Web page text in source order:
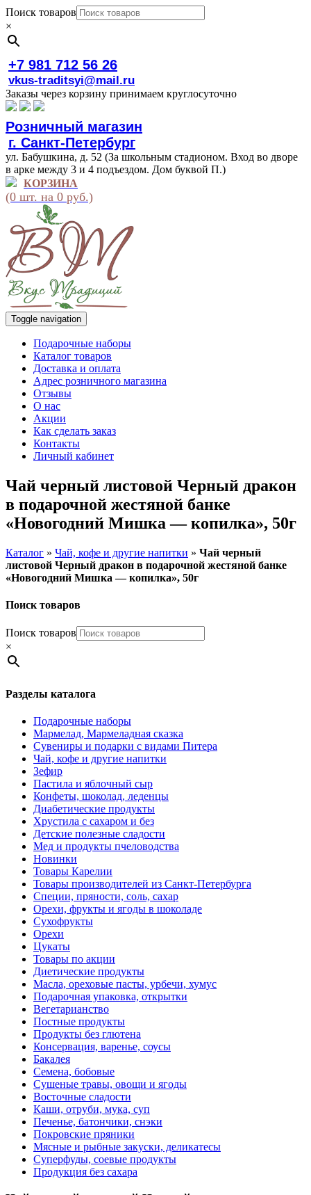
Поиск товаров
×
+7 981 712 56 26
vkus-traditsyi@mail.ru
Заказы через корзину принимаем круглосуточно
Розничный магазин
г. Санкт-Петербург
ул. Бабушкина, д. 52 (За школьным стадионом. Вход во дворе
в арке между 3 и 4 подъездом. Дом буквой П.)
КОРЗИНА
(0 шт. на 0 руб.)
Toggle navigation
Подарочные наборы
Каталог товаров
Доставка и оплата
Адрес розничного магазина
Отзывы
О нас
Акции
Как сделать заказ
Контакты
Личный кабинет
Чай черный листовой Черный дракон
в подарочной жестяной банке
«Новогодний Мишка — копилка», 50г
Каталог » Чай, кофе и другие напитки » Чай черный
листовой Черный дракон в подарочной жестяной банке
«Новогодний Мишка — копилка», 50г
Поиск товаров
Поиск товаров
×
Разделы каталога
Подарочные наборы
Мармелад, Мармеладная сказка
Сувениры и подарки с видами Питера
Чай, кофе и другие напитки
Зефир
Пастила и яблочный сыр
Конфеты, шоколад, леденцы
Диабетические продукты
Хрустила с сахаром и без
Детские полезные сладости
Мед и продукты пчеловодства
Новинки
Товары Карелии
Товары производителей из Санкт-Петербурга
Специи, пряности, соль, сахар
Орехи, фрукты и ягоды в шоколаде
Сухофрукты
Орехи
Цукаты
Товары по акции
Диетические продукты
Масла, ореховые пасты, урбечи, хумус
Подарочная упаковка, открытки
Вегетарианство
Постные продукты
Продукты без глютена
Консервация, варенье, соусы
Бакалея
Семена, бобовые
Сушеные травы, овощи и ягоды
Восточные сладости
Каши, отруби, мука, суп
Печенье, батончики, снэки
Покровские пряники
Мясные и рыбные закуски, деликатесы
Суперфуды, соевые продукты
Продукция без сахара